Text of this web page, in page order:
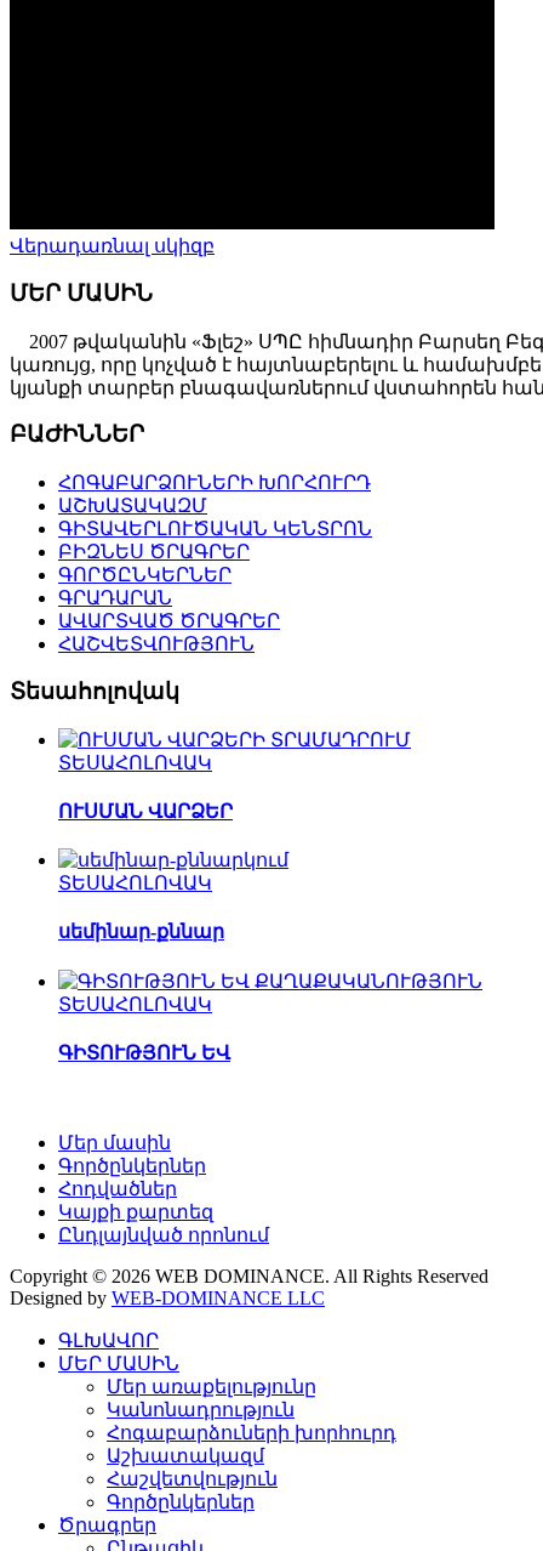
Վերադառնալ սկիզբ
ՄԵՐ ՄԱՍԻՆ
2007 թվականին «Ֆլեշ» ՍՊԸ հիմնադիր Բարսեղ
կառույց, որը կոչված է հայտնաբերելու և
կյանքի տարբեր բնագավառներում վստահորեն
ԲԱԺԻՆՆԵՐ
ՀՈԳԱԲԱՐՁՈՒՆԵՐԻ ԽՈՐՀՈՒՐԴ
ԱՇԽԱՏԱԿԱԶՄ
ԳԻՏԱՎԵՐԼՈՒԾԱԿԱՆ ԿԵՆՏՐՈՆ
ԲԻԶՆԵՍ ԾՐԱԳՐԵՐ
ԳՈՐԾԸՆԿԵՐՆԵՐ
ԳՐԱԴԱՐԱՆ
ԱՎԱՐՏՎԱԾ ԾՐԱԳՐԵՐ
ՀԱՇՎԵՏՎՈՒԹՅՈՒՆ
Տեսահոլովակ
ՏԵՍԱՀՈԼՈՎԱԿ
ՈՒՍՄԱՆ ՎԱՐՁԵՐ
ՏԵՍԱՀՈԼՈՎԱԿ
սեմինար-քննար
ՏԵՍԱՀՈԼՈՎԱԿ
ԳԻՏՈՒԹՅՈՒՆ ԵՎ
Մեր մասին
Գործընկերներ
Հոդվածներ
Կայքի քարտեզ
Ընդլայնված որոնում
Copyright © 2026 WEB DOMINANCE. All Rights Reserved
Designed by WEB-DOMINANCE LLC
ԳԼԽԱՎՈՐ
ՄԵՐ ՄԱՍԻՆ
Մեր առաքելությունը
Կանոնադրություն
Հոգաբարձուների խորհուրդ
Աշխատակազմ
Հաշվետվություն
Գործընկերներ
Ծրագրեր